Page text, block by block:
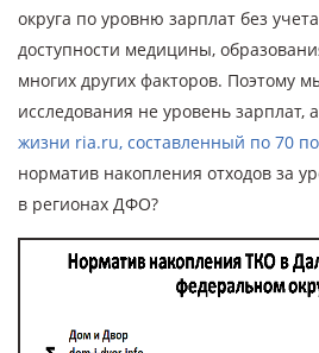
округа по уровню зарплат без
доступности медицины,
многих других факторов. Поэтому
исследования не уровень зарплат, а
жизни ria.ru, составленный по 70
норматив накопления отходов за
в регионах ДФО?